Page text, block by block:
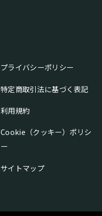
プライバシーポリシー
特定商取引法に基づく表記
利用規約
Cookie（クッキー）ポリシ
ー
サイトマップ